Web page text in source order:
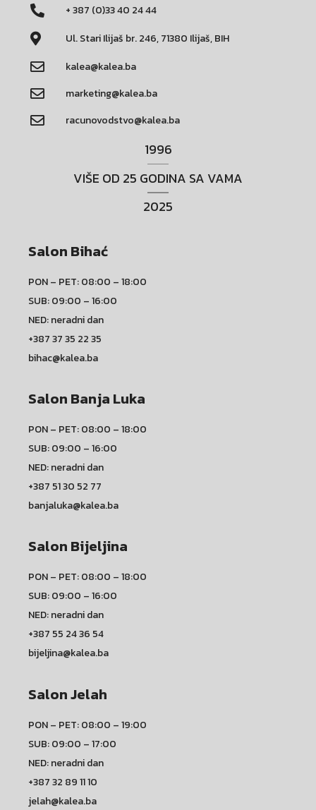
+ 387 (0)33 40 24 44
Ul. Stari Ilijaš br. 246, 71380 Ilijaš, BIH
kalea@kalea.ba
marketing@kalea.ba
racunovodstvo@kalea.ba
1996
VIŠE OD 25 GODINA SA VAMA
2025
Salon Bihać
PON – PET: 08:00 – 18:00
SUB: 09:00 – 16:00
NED: neradni dan
+387 37 35 22 35
bihac@kalea.ba
Salon Banja Luka
PON – PET: 08:00 – 18:00
SUB: 09:00 – 16:00
NED: neradni dan
+387 51 30 52 77
banjaluka@kalea.ba
Salon Bijeljina
PON – PET: 08:00 – 18:00
SUB: 09:00 – 16:00
NED: neradni dan
+387 55 24 36 54
bijeljina@kalea.ba
Salon Jelah
PON – PET: 08:00 – 19:00
SUB: 09:00 – 17:00
NED: neradni dan
+387 32 89 11 10
jelah@kalea.ba